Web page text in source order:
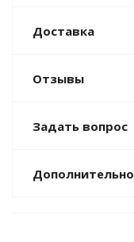
Доставка
Отзывы
Задать вопрос
Дополнительно